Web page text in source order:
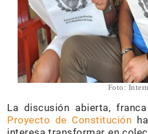
Foto:
La discusión abierta,
Proyecto de Constitución